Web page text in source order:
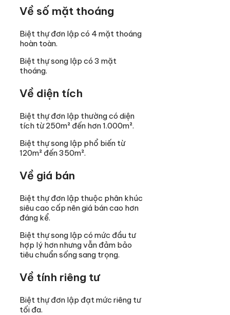
Về số mặt thoáng
Biệt thự đơn lập có 4 mặt thoáng
hoàn toàn.
Biệt thự song lập có 3 mặt
thoáng.
Về diện tích
Biệt thự đơn lập thường có diện
tích từ 250m² đến hơn 1.000m².
Biệt thự song lập phổ biến từ
120m² đến 350m².
Về giá bán
Biệt thự đơn lập thuộc phân khúc
siêu cao cấp nên giá bán cao hơn
đáng kể.
Biệt thự song lập có mức đầu tư
hợp lý hơn nhưng vẫn đảm bảo
tiêu chuẩn sống sang trọng.
Về tính riêng tư
Biệt thự đơn lập đạt mức riêng tư
tối đa.